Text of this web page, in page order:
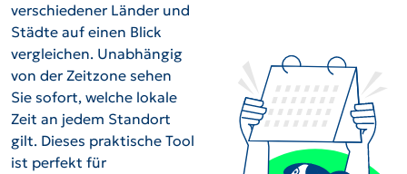
verschiedener Länder und
Städte auf einen Blick
vergleichen. Unabhängig
von der Zeitzone sehen
Sie sofort, welche lokale
Zeit an jedem Standort
gilt. Dieses praktische Tool
ist perfekt für